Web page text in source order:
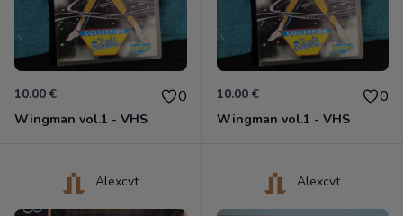
10.00 € 0
Wingman vol.1 - VHS
10.00 € 0
Wingman vol.1 - VHS
Alexcvt Alexcvt